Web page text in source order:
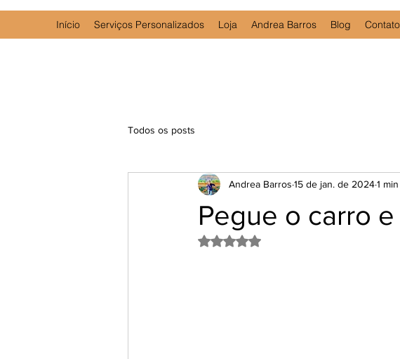
Início Serviços Personalizados Loja Andrea Barros Blog Contato
Todos os posts
Pegue o carro
Andrea Barros 15 de jan. de 20241
Avaliado com NaN de 5 estrelas.